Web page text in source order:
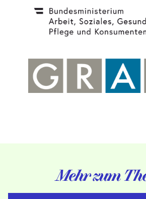
Mehr zum